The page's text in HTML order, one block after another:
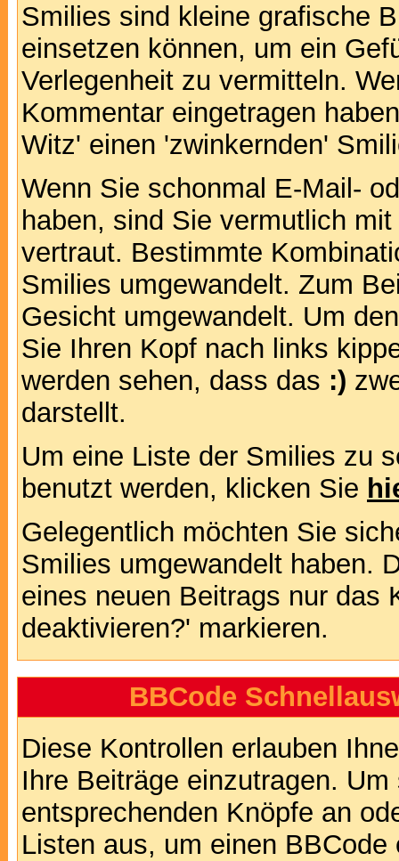
Smilies sind kleine grafische
einsetzen können, um ein
Verlegenheit zu vermitteln.
Kommentar eingetragen
Witz' einen 'zwinkernden'
Wenn Sie schonmal E-Mail-
haben, sind Sie vermutlich
vertraut. Bestimmte
Smilies umgewandelt. Zum
Gesicht umgewandelt. Um
Sie Ihren Kopf nach links
werden sehen, dass das :)
darstellt.
Um eine Liste der Smilies zu
benutzt werden, klicken Sie
Gelegentlich möchten Sie
Smilies umgewandelt haben.
eines neuen Beitrags nur das
deaktivieren?' markieren.
BBCode
Diese Kontrollen erlauben
Ihre Beiträge einzutragen.
entsprechenden Knöpfe an
Listen aus, um einen BBCode